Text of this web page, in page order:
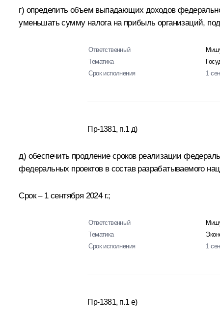
г) определить объем выпадающих доходов
уменьшать сумму налога на прибыль организаций,
Ответственный
Тематика
Срок исполнения
1
Пр-1381, п.1 д)
д) обеспечить продление сроков реализации
федеральных проектов в состав разрабатываемого
Срок – 1 сентября 2024 г.;
Ответственный
Тематика
Срок исполнения
1
Пр-1381, п.1 е)